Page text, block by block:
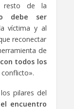
resto de la
debe ser
víctima y al
reconectar
de
todos los
pilares del
el encuentro